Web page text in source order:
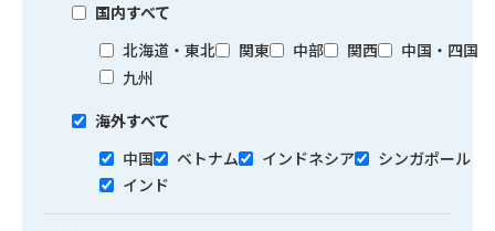
国内すべて
北海道・東北
関東 中部 関西
中国・四国
九州
海外すべて
中国
ベトナム インドネシア
シンガポール
インド